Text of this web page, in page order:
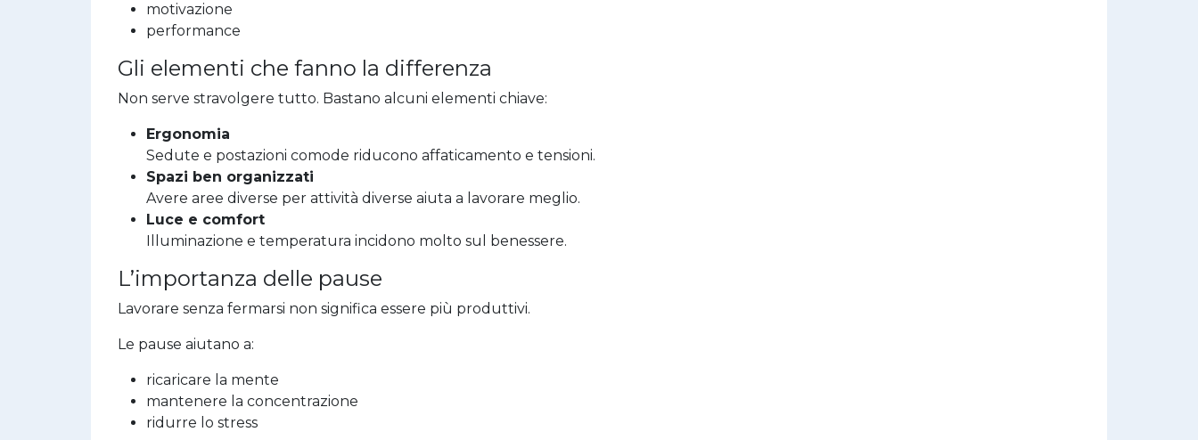
motivazione
performance
Gli elementi che fanno la differenza
Non serve stravolgere tutto. Bastano alcuni elementi chiave:
Ergonomia
Sedute e postazioni comode riducono affaticamento e tensioni.
Spazi ben organizzati
Avere aree diverse per attività diverse aiuta a lavorare meglio.
Luce e comfort
Illuminazione e temperatura incidono molto sul benessere.
L’importanza delle pause
Lavorare senza fermarsi non significa essere più produttivi.
Le pause aiutano a:
ricaricare la mente
mantenere la concentrazione
ridurre lo stress